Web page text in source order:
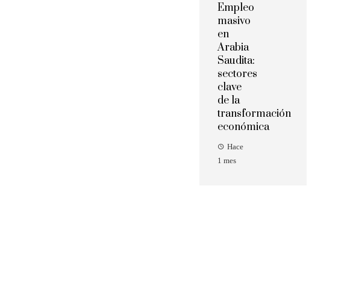
Empleo
masivo
en
Arabia
Saudita:
sectores
clave
de la
transformación
económica
Hace
1 mes